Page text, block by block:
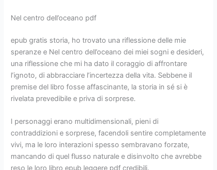
Nel centro dell’oceano pdf
epub gratis storia, ho trovato una riflessione delle mie
speranze e Nel centro dell’oceano dei miei sogni e desideri,
una riflessione che mi ha dato il coraggio di affrontare
l’ignoto, di abbracciare l’incertezza della vita. Sebbene il
premise del libro fosse affascinante, la storia in sé si è
rivelata prevedibile e priva di sorprese.
I personaggi erano multidimensionali, pieni di
contraddizioni e sorprese, facendoli sentire completamente
vivi, ma le loro interazioni spesso sembravano forzate,
mancando di quel flusso naturale e disinvolto che avrebbe
reso le loro libro epub leggere pdf credibili.